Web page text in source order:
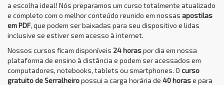
a escolha ideal! Nós preparamos um curso totalmente atualizado
e completo com o melhor conteúdo reunido em nossas apostilas
em PDF, que podem ser baixadas para seu dispositivo e lidas
inclusive se estiver sem acesso à internet.
Nossos cursos ficam disponíveis 24 horaspor dia em nossa
plataforma de ensino à distância e podem ser acessados em
computadores, notebooks, tablets ou smartphones. O curso
gratuito de Serralheiropossui a carga horária de 40 horase para